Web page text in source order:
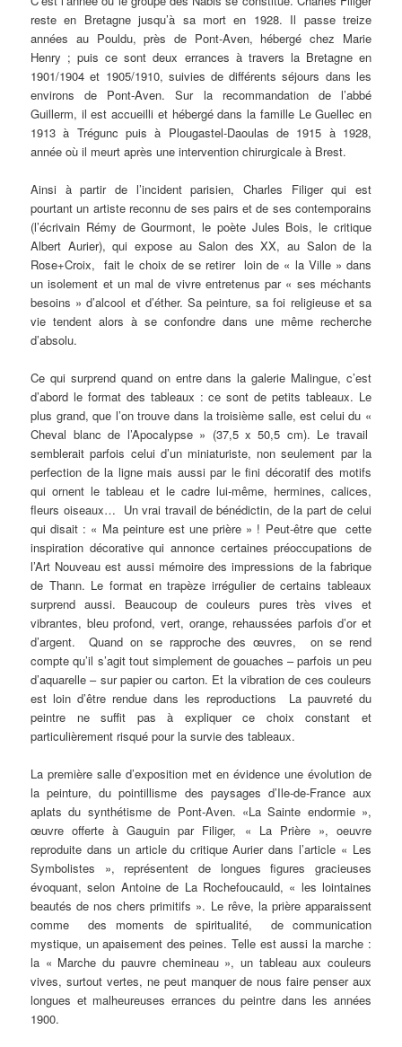
reste en Bretagne jusqu’à sa mort en 1928. Il passe treize
années au Pouldu, près de Pont-Aven, hébergé chez Marie
Henry ; puis ce sont deux errances à travers la Bretagne en
1901/1904 et 1905/1910, suivies de différents séjours dans les
environs de Pont-Aven. Sur la recommandation de l’abbé
Guillerm, il est accueilli et hébergé dans la famille Le Guellec en
1913 à Trégunc puis à Plougastel-Daoulas de 1915 à 1928,
année où il meurt après une intervention chirurgicale à Brest.
Ainsi à partir de l’incident parisien, Charles Filiger qui est
pourtant un artiste reconnu de ses pairs et de ses contemporains
(l’écrivain Rémy de Gourmont, le poète Jules Bois, le critique
Albert Aurier), qui expose au Salon des XX, au Salon de la
Rose+Croix, fait le choix de se retirer loin de « la Ville » dans
un isolement et un mal de vivre entretenus par « ses méchants
besoins » d’alcool et d’éther. Sa peinture, sa foi religieuse et sa
vie tendent alors à se confondre dans une même recherche
d’absolu.
Ce qui surprend quand on entre dans la galerie Malingue, c’est
d’abord le format des tableaux : ce sont de petits tableaux. Le
plus grand, que l’on trouve dans la troisième salle, est celui du «
Cheval blanc de l’Apocalypse » (37,5 x 50,5 cm). Le travail
semblerait parfois celui d’un miniaturiste, non seulement par la
perfection de la ligne mais aussi par le fini décoratif des motifs
qui ornent le tableau et le cadre lui-même, hermines, calices,
fleurs oiseaux… Un vrai travail de bénédictin, de la part de celui
qui disait : « Ma peinture est une prière » ! Peut-être que cette
inspiration décorative qui annonce certaines préoccupations de
l’Art Nouveau est aussi mémoire des impressions de la fabrique
de Thann. Le format en trapèze irrégulier de certains tableaux
surprend aussi. Beaucoup de couleurs pures très vives et
vibrantes, bleu profond, vert, orange, rehaussées parfois d’or et
d’argent. Quand on se rapproche des œuvres, on se rend
compte qu’il s’agit tout simplement de gouaches – parfois un peu
d’aquarelle – sur papier ou carton. Et la vibration de ces couleurs
est loin d’être rendue dans les reproductions La pauvreté du
peintre ne suffit pas à expliquer ce choix constant et
particulièrement risqué pour la survie des tableaux.
La première salle d’exposition met en évidence une évolution de
la peinture, du pointillisme des paysages d’Ile-de-France aux
aplats du synthétisme de Pont-Aven. «La Sainte endormie »,
œuvre offerte à Gauguin par Filiger, « La Prière », oeuvre
reproduite dans un article du critique Aurier dans l’article « Les
Symbolistes », représentent de longues figures gracieuses
évoquant, selon Antoine de La Rochefoucauld, « les lointaines
beautés de nos chers primitifs ». Le rêve, la prière apparaissent
comme des moments de spiritualité, de communication
mystique, un apaisement des peines. Telle est aussi la marche :
la « Marche du pauvre chemineau », un tableau aux couleurs
vives, surtout vertes, ne peut manquer de nous faire penser aux
longues et malheureuses errances du peintre dans les années
1900.